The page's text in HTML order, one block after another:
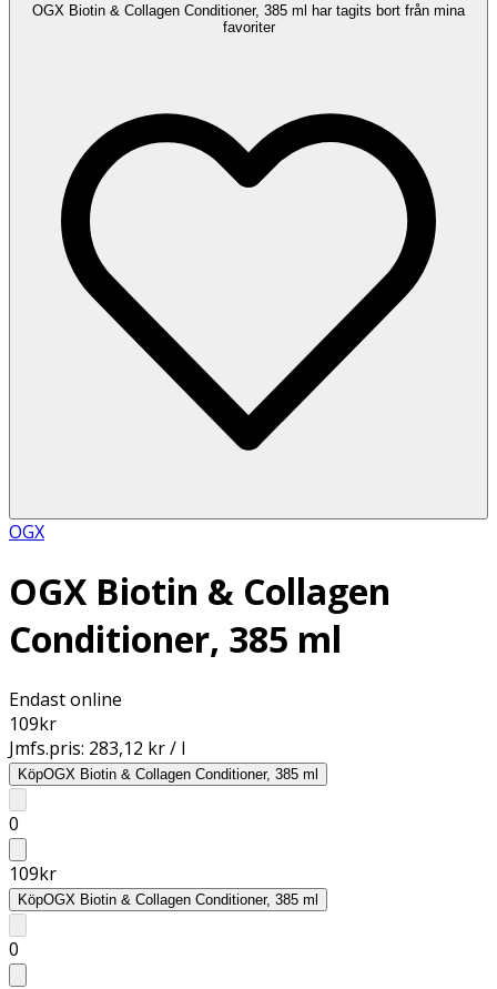
OGX Biotin & Collagen Conditioner, 385 ml har tagits bort från mina
favoriter
OGX
OGX Biotin & Collagen
Conditioner, 385 ml
Endast online
109kr
Jmfs.pris: 283,12 kr / l
KöpOGX Biotin & Collagen Conditioner, 385 ml
0
109kr
KöpOGX Biotin & Collagen Conditioner, 385 ml
0